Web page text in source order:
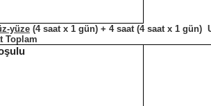
yüze (4 saat x 1 gün) + 4 saat (4 saat x 1 gün)
Toplam